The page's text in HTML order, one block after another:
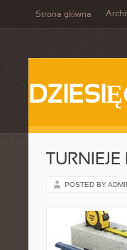
Strona główna
POSTED BY